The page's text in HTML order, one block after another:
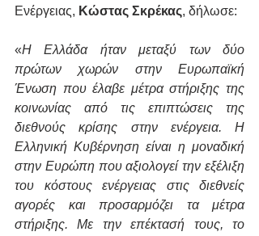
Ενέργειας, Κώστας Σκρέκας, δήλωσε:
«Η Ελλάδα ήταν μεταξύ των δύο
πρώτων χωρών στην Ευρωπαϊκή
Ένωση που έλαβε μέτρα στήριξης της
κοινωνίας από τις επιπτώσεις της
διεθνούς κρίσης στην ενέργεια. Η
Ελληνική Κυβέρνηση είναι η μοναδική
στην Ευρώπη που αξιολογεί την εξέλιξη
του κόστους ενέργειας στις διεθνείς
αγορές και προσαρμόζει τα μέτρα
στήριξης. Με την επέκτασή τους, το